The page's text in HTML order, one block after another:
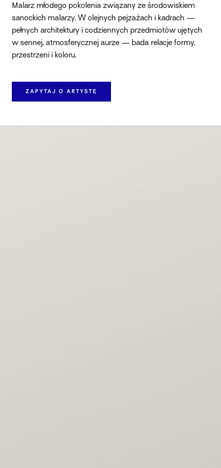
Malarz młodego pokolenia związany ze środowiskiem
sanockich malarzy. W olejnych pejzażach i kadrach —
pełnych architektury i codziennych przedmiotów ujętych
w sennej, atmosferycznej aurze — bada relacje formy,
przestrzeni i koloru.
ZAPYTAJ O ARTYSTĘ